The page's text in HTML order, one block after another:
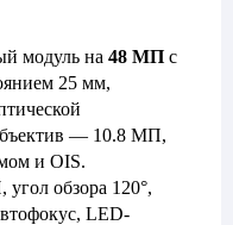
модуль на 48 МП с
25 мм,
— 10.8 МП,
и OIS.
обзора 120°,
LED-